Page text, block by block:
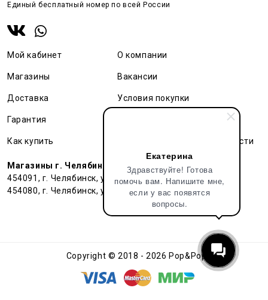
Екатерина
Здравствуйте! Готова
помочь вам. Напишите мне,
если у вас появятся
вопросы.
Единый бесплатный номер по всей России
Мой кабинет
Магазины
Доставка
Гарантия
Как купить
О компании
Вакансии
Условия покупки
Политика конфиденциальности
Магазины г. Челябинск:
454091, г. Челябинск, ул. Труда, 91 БЦ Гардероб
454080, г. Челябинск, ул. Тернопольская , д. 6
Copyright © 2018 - 2026 Pop&Popl